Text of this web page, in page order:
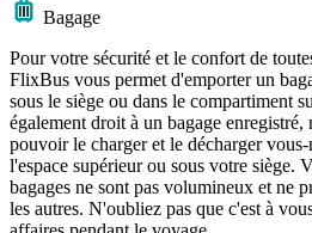
Bagage
Pour votre sécurité et le confort de
FlixBus vous permet d'emporter un
sous le siège ou dans le compartiment
également droit à un bagage enregistré,
pouvoir le charger et le décharger
l'espace supérieur ou sous votre siège.
bagages ne sont pas volumineux et ne
les autres. N'oubliez pas que c'est à